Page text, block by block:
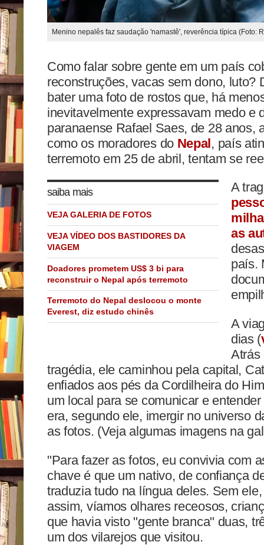
Menino nepalês faz saudação 'namastê', reverência típica (Foto:
Como falar sobre gente em um país
reconstruções, vacas sem dono, luto?
bater uma foto de rostos que, há
inevitavelmente expressavam medo e
paranaense Rafael Saes, de 28 anos,
como os moradores do Nepal, país
terremoto em 25 de abril, tentam se
saiba mais
VEJA GALERIA DE FOTOS
VEJA VÍDEO DOS BASTIDORES DA
VIAGEM
Doadores prometem US$ 3 bi para
reconstruir o Nepal após terremoto
Terremoto do Nepal deslocou o monte
Everest, diz estudo chinês
A
as
país.
A
dias (
Atrás
tragédia, ele caminhou pela capital,
enfiados aos pés da Cordilheira do
um local para se comunicar e
era, segundo ele, imergir no universo
as fotos. (Veja algumas imagens na
"Para fazer as fotos, eu convivia com
chave é que um nativo, de confiança
traduzia tudo na língua deles. Sem
assim, víamos olhares receosos,
que havia visto "gente branca" duas,
um dos vilarejos que visitou.